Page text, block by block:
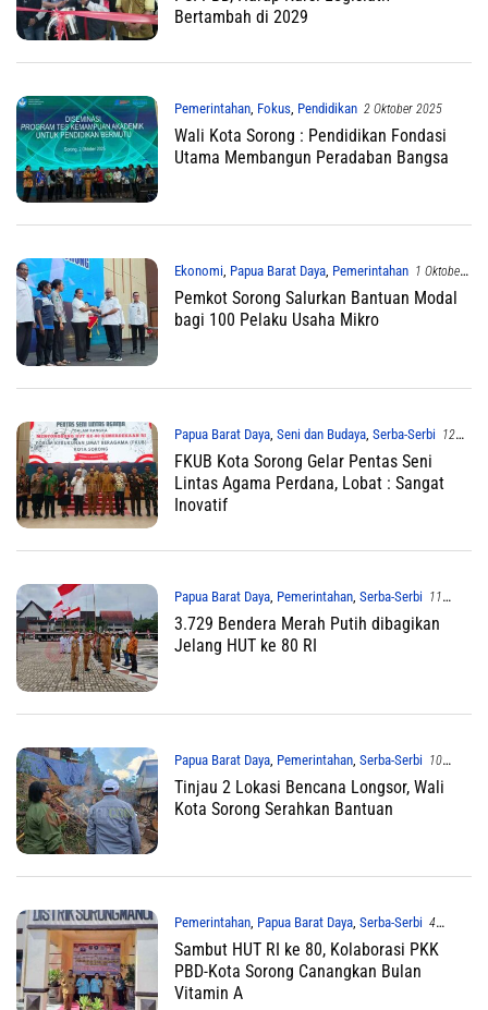
Bertambah di 2029
Pemerintahan, Fokus, Pendidikan 2 Oktober 2025
Wali Kota Sorong : Pendidikan Fondasi
Utama Membangun Peradaban Bangsa
Ekonomi, Papua Barat Daya, Pemerintahan 1 Oktober
2025
Pemkot Sorong Salurkan Bantuan Modal
bagi 100 Pelaku Usaha Mikro
Papua Barat Daya, Seni dan Budaya, Serba-Serbi 12
Agustus 2025
FKUB Kota Sorong Gelar Pentas Seni
Lintas Agama Perdana, Lobat : Sangat
Inovatif
Papua Barat Daya, Pemerintahan, Serba-Serbi 11
Agustus 2025
3.729 Bendera Merah Putih dibagikan
Jelang HUT ke 80 RI
Papua Barat Daya, Pemerintahan, Serba-Serbi 10
Agustus 2025
Tinjau 2 Lokasi Bencana Longsor, Wali
Kota Sorong Serahkan Bantuan
Pemerintahan, Papua Barat Daya, Serba-Serbi 4
Agustus 2025
Sambut HUT RI ke 80, Kolaborasi PKK
PBD-Kota Sorong Canangkan Bulan
Vitamin A